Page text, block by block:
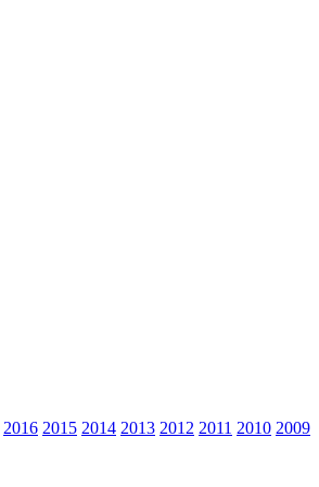
2016 2015 2014 2013 2012 2011 2010 2009